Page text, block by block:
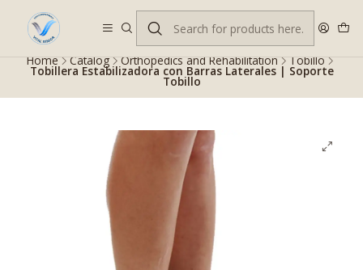
Despacho gratis en RM desde $100.000. Revisa las condiciones.
Home Catalog Orthopedics and Rehabilitation Tobillo
Tobillera Estabilizadora con Barras Laterales | Soporte
Tobillo